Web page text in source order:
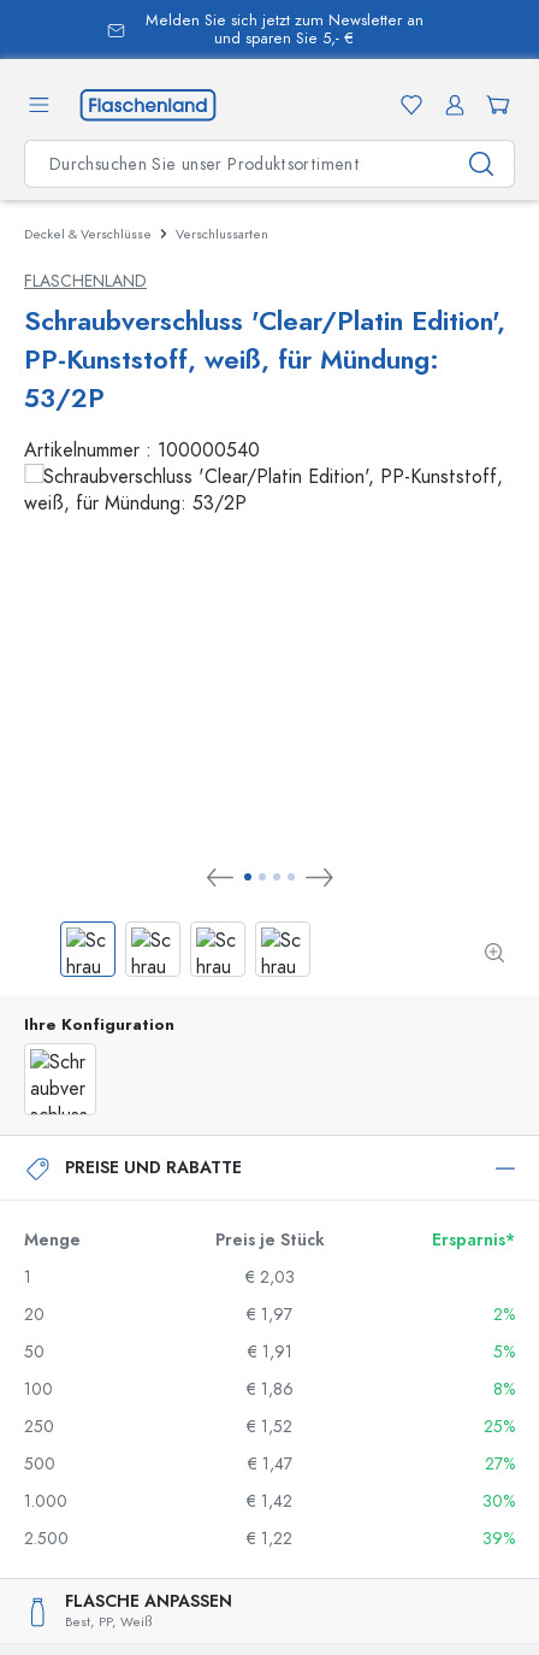
springen
Melden Sie sich jetzt zum Newsletter an
und sparen Sie 5,- €
Deckel & Verschlüsse Verschlussarten
FLASCHENLAND
Schraubverschluss 'Clear/Platin Edition',
PP-Kunststoff, weiß, für Mündung:
53/2P
Artikelnummer : 100000540
Ihre Konfiguration
PREISE UND RABATTE
Menge Preis je Stück
Ersparnis*
1
€ 2,03
20
€ 1,97
2%
50
€ 1,91
5%
100
€ 1,86
8%
250
€ 1,52
25%
500
€ 1,47
27%
1.000
€ 1,42
30%
2.500
€ 1,22 39%
FLASCHE ANPASSEN
Best, PP, Weiß